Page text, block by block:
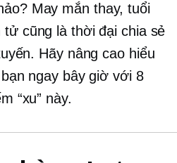
May mắn thay, tuổi
tửcũng là thời đại chia sẻ
Hãy nâng cao hiểu
ngay bây giờ với 8
“xu” này.